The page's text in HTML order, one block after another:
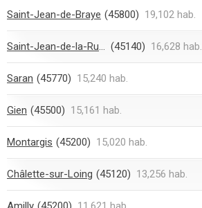
Saint-Jean-de-Braye (45800) 19,102 hab.
Saint-Jean-de-la-Ruelle (45140) 16,628 hab.
Saran (45770) 15,240 hab.
Gien (45500) 15,161 hab.
Montargis (45200) 15,020 hab.
Châlette-sur-Loing (45120) 13,256 hab.